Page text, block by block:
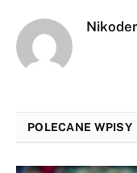
POLECANE WPISY